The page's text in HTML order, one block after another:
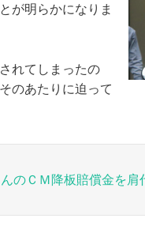
が明らかになりま
れてしまったの
のあたりに迫って
のＣＭ降板賠償金を肩